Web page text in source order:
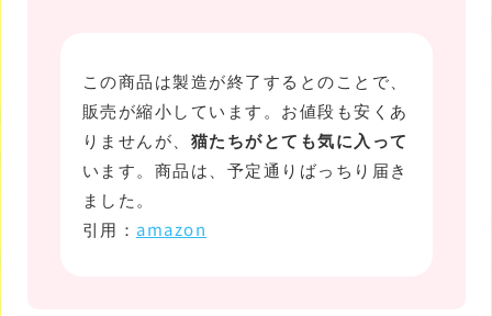
この商品は製造が終了するとのことで、
販売が縮小しています。お値段も安くあ
りませんが、 猫たちがとても気に入って
います。商品は、予定通りばっちり届き
ました。
引用： amazon